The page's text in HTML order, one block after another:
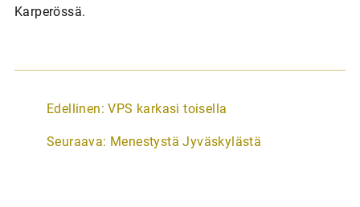
Karperössä.
A
t
Edellinen: VPS karkasi toisella
Seuraava: Menestystä Jyväskylästä